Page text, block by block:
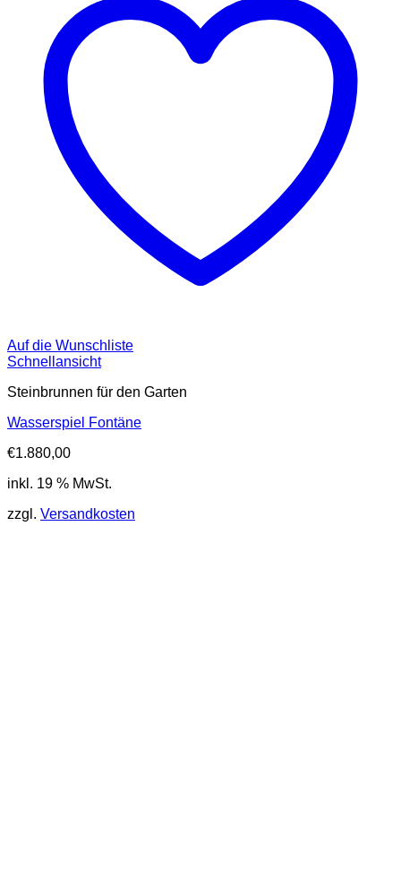
Auf die Wunschliste
Schnellansicht
Steinbrunnen für den Garten
Wasserspiel Fontäne
€1.880,00
inkl. 19 % MwSt.
zzgl. Versandkosten